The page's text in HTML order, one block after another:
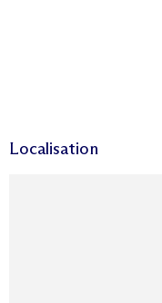
Localisation